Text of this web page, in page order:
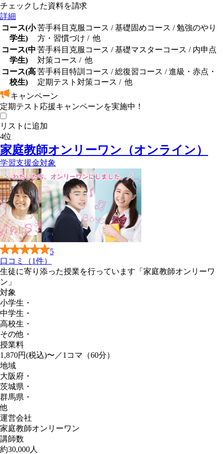
チェックした資料を請求
詳細
コース(小
学生)
苦手科目克服コース /基礎固めコース /勉強のやり
方・習慣づけ /他
コース(中
学生)
苦手科目克服コース /基礎マスターコース /内申点
対策コース /他
コース(高
校生)
苦手科目特訓コース /総復習コース /進級・赤点・
定期テスト対策コース /他
キャンペーン
定期テスト応援キャンペーンを実施中！
リストに追加
4位
家庭教師オンリーワン（オンライン）
学習支援金対象
5
口コミ（1件）
生徒に寄り添った授業を行っています「家庭教師オンリーワ
ン」
対象
小学生 ・
中学生 ・
高校生 ・
その他 ・
授業料
1,870円(税込)〜／1コマ（60分）
地域
大阪府 ・
茨城県 ・
群馬県 ・
他
運営会社
家庭教師オンリーワン
講師数
約30,000人